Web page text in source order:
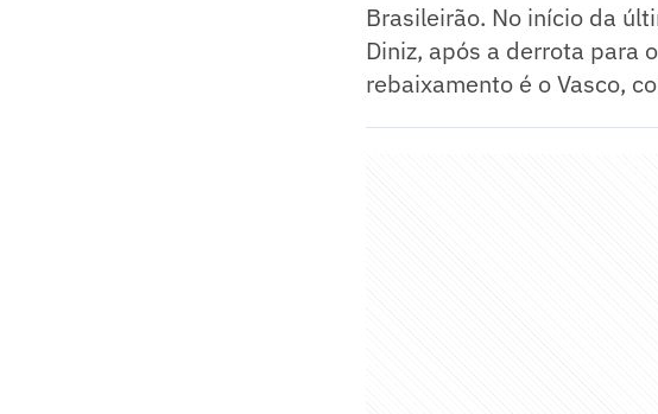
Brasileirão. No início da
Diniz, após a derrota para
rebaixamento é o Vasco,